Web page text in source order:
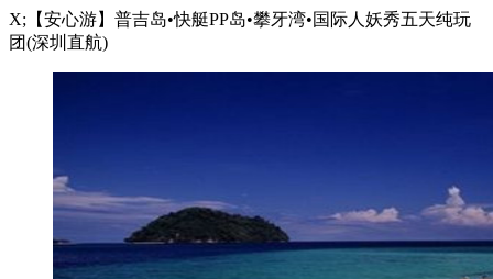
X;【安心游】普吉岛•快艇PP岛•攀牙湾•国际人妖秀五天纯玩
团(深圳直航)